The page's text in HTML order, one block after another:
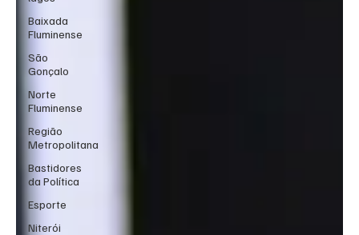
Baixada
Fluminense
São
Gonçalo
Norte
Fluminense
Região
Metropolitana
Bastidores
da Política
Esporte
Niterói